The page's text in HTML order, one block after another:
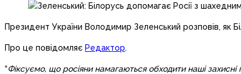
Президент України Володимир Зеленський розповів, як
Про це повідомляє Редактор.
“Фіксуємо, що росіяни намагаються обходити наші